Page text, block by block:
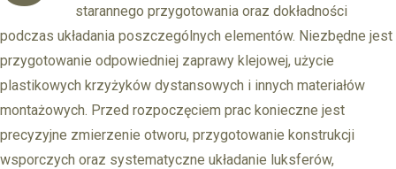
starannego przygotowania oraz dokładności
podczas układania poszczególnych elementów. Niezbędne jest
przygotowanie odpowiedniej zaprawy klejowej, użycie
plastikowych krzyżyków dystansowych i innych materiałów
montażowych. Przed rozpoczęciem prac konieczne jest
precyzyjne zmierzenie otworu, przygotowanie konstrukcji
wsporczych oraz systematyczne układanie luksferów,